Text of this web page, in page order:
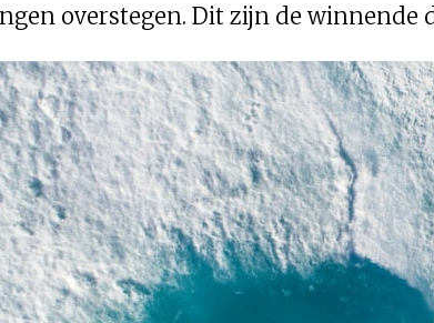
overstegen. Dit zijn de winnende